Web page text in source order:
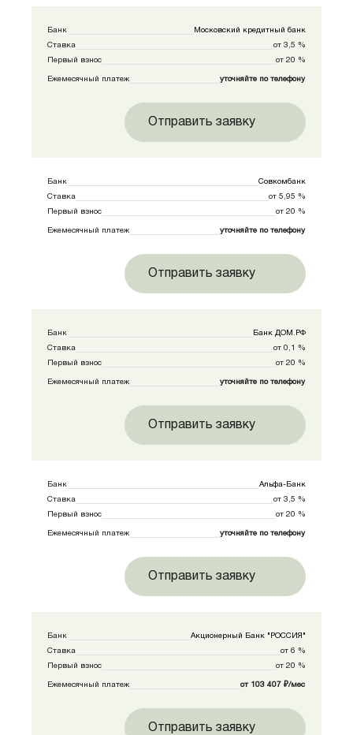
Банк Московский кредитный банк
Ставка от 3,5 %
Первый взнос от 20 %
Ежемесячный платеж уточняйте по телефону
Отправить заявку
Банк Совкомбанк
Ставка от 5,95 %
Первый взнос от 20 %
Ежемесячный платеж уточняйте по телефону
Отправить заявку
Банк Банк ДОМ.РФ
Ставка от 0,1 %
Первый взнос от 20 %
Ежемесячный платеж уточняйте по телефону
Отправить заявку
Банк Альфа-Банк
Ставка от 3,5 %
Первый взнос от 20 %
Ежемесячный платеж уточняйте по телефону
Отправить заявку
Банк Акционерный Банк "РОССИЯ"
Ставка от 6 %
Первый взнос от 20 %
Ежемесячный платеж от 103 407 ₽/мес
Отправить заявку